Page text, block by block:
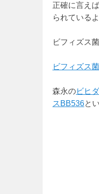
正確に言え
られている
ビフィズス
ビフィズス
森永のビヒ
スBB536と